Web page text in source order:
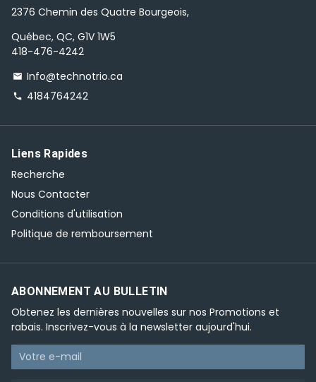
2376 Chemin des Quatre Bourgeois,
Québec, QC, G1V 1W5
418-476-4242
email Info@technotrio.ca
phone 4184764242
Liens Rapides
Recherche
Nous Contacter
Conditions d'utilisation
Politique de remboursement
ABONNEMENT AU BULLETIN
Obtenez les dernières nouvelles sur nos Promotions et
rabais. Inscrivez-vous à la newsletter aujourd'hui.